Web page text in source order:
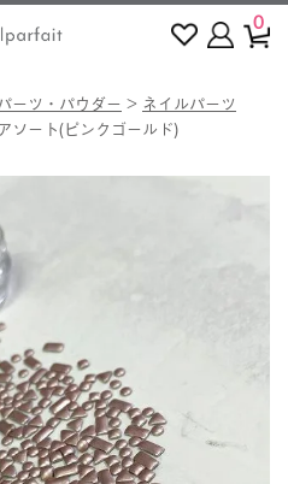
0
ーツ・パウダー
ネイルパーツ
ソート(ピンクゴールド)